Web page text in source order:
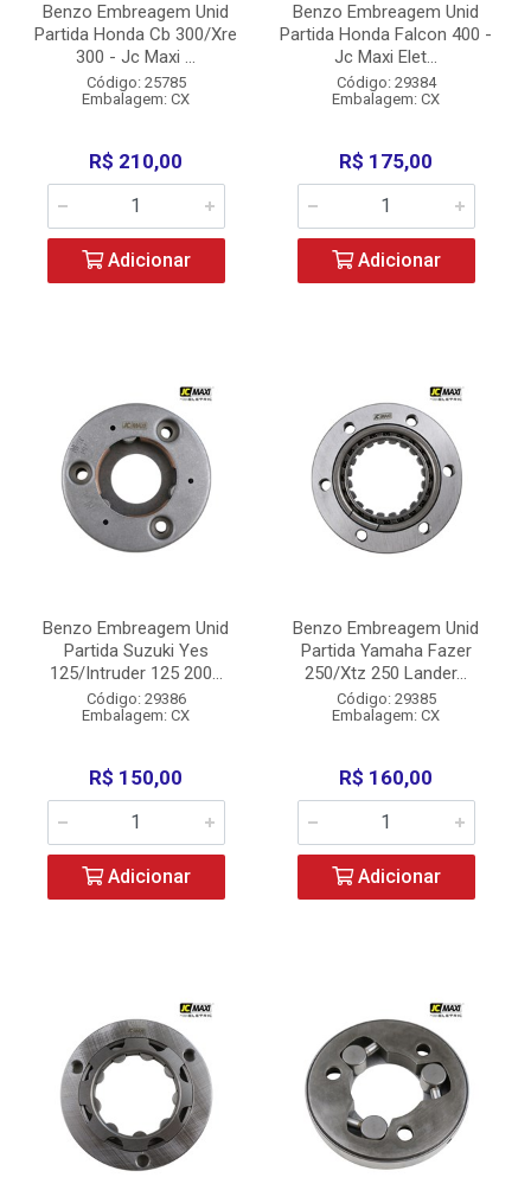
Benzo Embreagem Unid
Partida Honda Cb 300/Xre
300 - Jc Maxi ...
Código: 25785
Embalagem: CX
R$ 210,00
Adicionar
Benzo Embreagem Unid
Partida Honda Falcon 400 -
Jc Maxi Elet...
Código: 29384
Embalagem: CX
R$ 175,00
Adicionar
Benzo Embreagem Unid
Partida Suzuki Yes
125/Intruder 125 200...
Código: 29386
Embalagem: CX
R$ 150,00
Adicionar
Benzo Embreagem Unid
Partida Yamaha Fazer
250/Xtz 250 Lander...
Código: 29385
Embalagem: CX
R$ 160,00
Adicionar